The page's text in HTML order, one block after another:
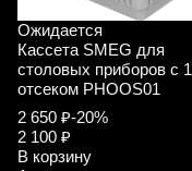
Ожидается
Кассета SMEG для
столовых приборов с 1
отсеком PHOOS01
2 650 ₽-20%
2 100 ₽
В корзину